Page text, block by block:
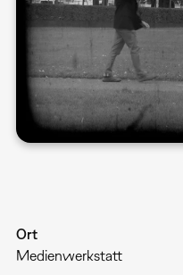
Ort
Medienwerkstatt